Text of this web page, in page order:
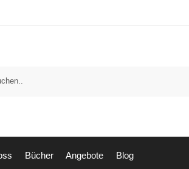
Bücher Angebote Blog